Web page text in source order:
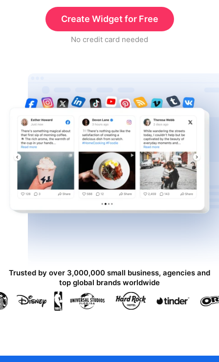
Create Widget for Free
No credit card needed
Trusted by over 3,000,000 small business, agencies and
top global brands worldwide